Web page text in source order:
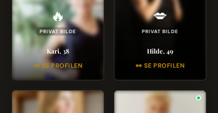
🔥
PRIVAT BILDE
Kari, 38
👀 SE PROFILEN
💋
PRIVAT BILDE
Hilde, 49
👀 SE PROFILEN